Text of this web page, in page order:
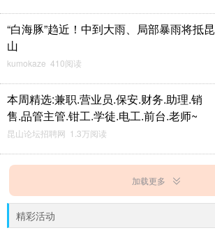
“白海豚”趋近！中到大雨、局部暴雨将抵昆
山
kumokaze 410阅读
本周精选:兼职.营业员.保安.财务.助理.销
售.品管主管.钳工.学徒.电工.前台.老师~
昆山论坛招聘网 1.3万阅读
加载更多
精彩活动